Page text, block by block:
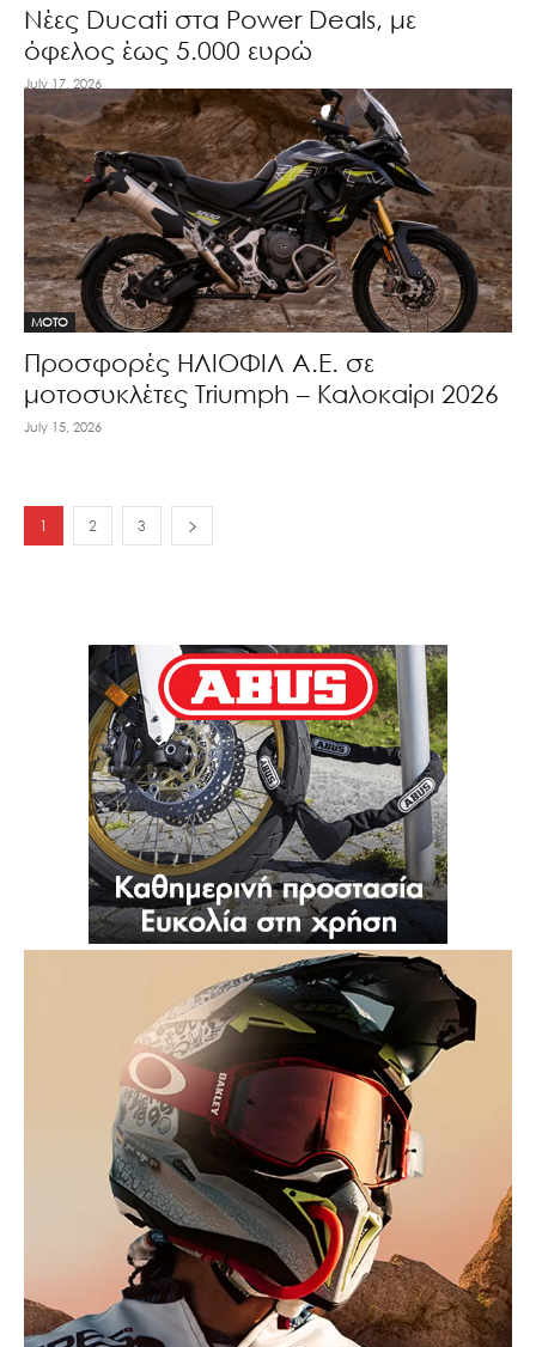
Νέες Ducati στα Power Deals, με
όφελος έως 5.000 ευρώ
July 17, 2026
MOTO
Προσφορές ΗΛΙΟΦΙΛ Α.Ε. σε
μοτοσυκλέτες Triumph – Καλοκαίρι 2026
July 15, 2026
1 2 3